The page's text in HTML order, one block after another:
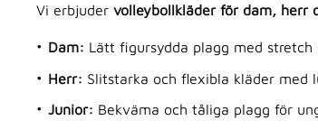
Vi erbjuder volleybollkläder för dam, herr
Dam: Lätt figursydda plagg med stretch
Herr: Slitstarka och flexibla kläder med
Junior: Bekväma och tåliga plagg för